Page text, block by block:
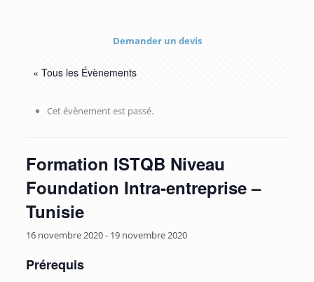
Demander un devis
« Tous les Évènements
Cet évènement est passé.
Formation ISTQB Niveau
Foundation Intra-entreprise –
Tunisie
16 novembre 2020- 19 novembre 2020
Prérequis